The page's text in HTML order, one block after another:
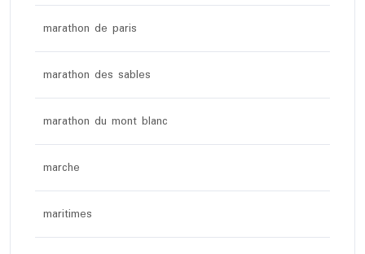
marathon de paris
marathon des sables
marathon du mont blanc
marche
maritimes